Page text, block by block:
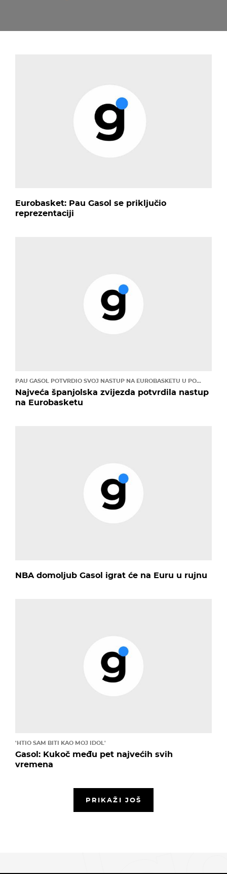
Eurobasket: Pau Gasol se priključio
reprezentaciji
PAU GASOL POTVRDIO SVOJ NASTUP NA EUROBASKETU U POLJSKOJ
Najveća španjolska zvijezda potvrdila nastup
na Eurobasketu
NBA domoljub Gasol igrat će na Euru u rujnu
'HTIO SAM BITI KAO MOJ IDOL'
Gasol: Kukoč među pet najvećih svih
vremena
PRIKAŽI JOŠ